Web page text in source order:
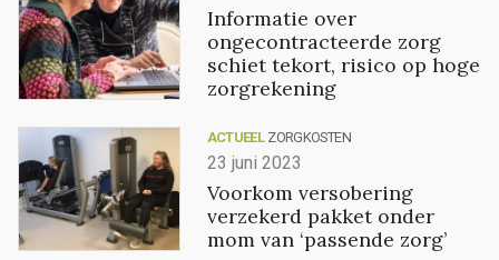
Informatie over
ongecontracteerde zorg
schiet tekort, risico op hoge
zorgrekening
ACTUEEL ZORGKOSTEN
23 juni 2023
Voorkom versobering
verzekerd pakket onder
mom van ‘passende zorg’